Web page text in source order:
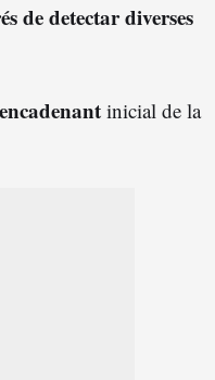
de detectar diverses
inicial de la